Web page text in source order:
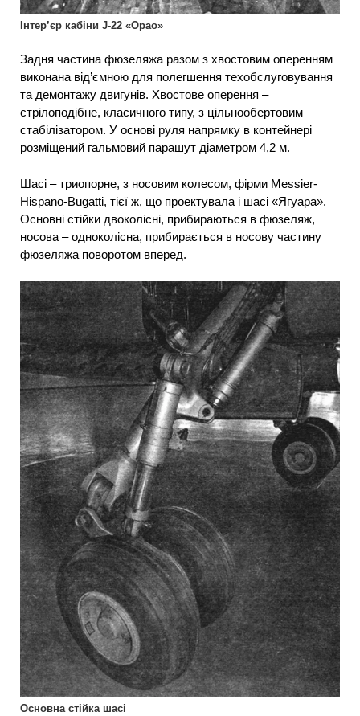
Інтер’єр кабіни J-22 «Орао»
Задня частина фюзеляжа разом з хвостовим оперенням
виконана від’ємною для полегшення техобслуговування
та демонтажу двигунів. Хвостове оперення –
стрілоподібне, класичного типу, з цільнообертовим
стабілізатором. У основі руля напрямку в контейнері
розміщений гальмовий парашут діаметром 4,2 м.
Шасі – триопорне, з носовим колесом, фірми Messier-
Hispano-Bugatti, тієї ж, що проектувала і шасі «Ягуара».
Основні стійки двоколісні, прибираються в фюзеляж,
носова – одноколісна, прибирається в носову частину
фюзеляжа поворотом вперед.
Основна стійка шасі